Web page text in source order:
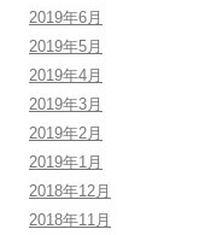
2019年6月
2019年5月
2019年4月
2019年3月
2019年2月
2019年1月
2018年12月
2018年11月